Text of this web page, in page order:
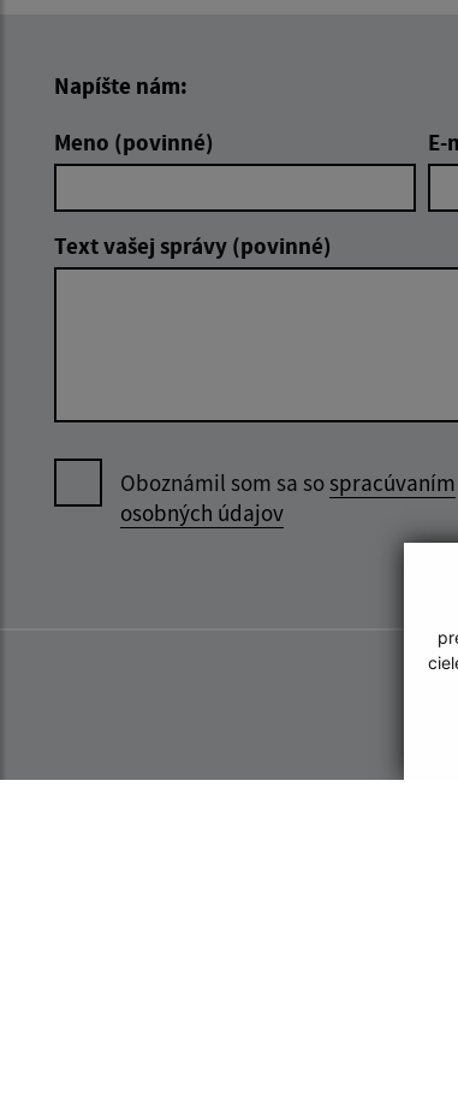
Napíšte nám:
Meno (povinné)
E-
Text vašej správy (povinné)
Oboznámil som sa sospracúvaním
osobných údajov